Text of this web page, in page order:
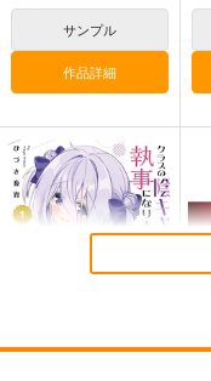
【クリエイティアイラ
スト展】缶バッジセッ
ト maruma(まるま)
クリエイティア
サンプル
作品詳細